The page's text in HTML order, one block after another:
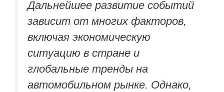
Дальнейшее развитие событий
зависит от многих факторов,
включая экономическую
ситуацию в стране и
глобальные тренды на
автомобильном рынке. Однако,